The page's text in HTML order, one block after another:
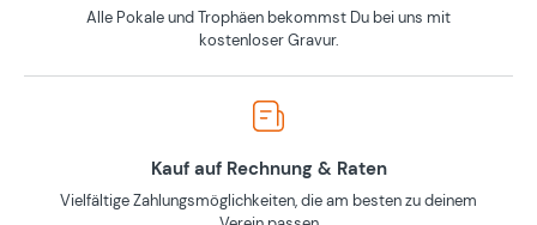
Alle Pokale und Trophäen bekommst Du bei uns mit
kostenloser Gravur.
Kauf auf Rechnung & Raten
Vielfältige Zahlungsmöglichkeiten, die am besten zu deinem